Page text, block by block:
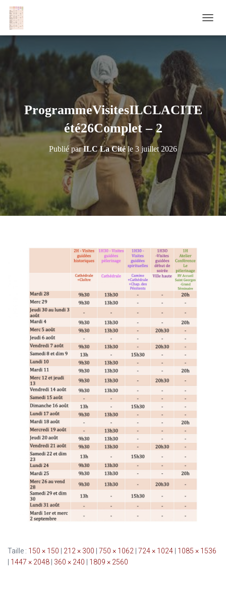
É
L
A
V
A
ProgrammeVisitesILCLACITE
été26Complet – 2
Publié parILC La Citéle 3 juillet 2026
Taille : 150 × 150 | 212 × 300 | 750 × 1062 | 724 × 1024 | 1085 × 1536
| 1447 × 2048 | 360 × 240 | 1809 × 2560